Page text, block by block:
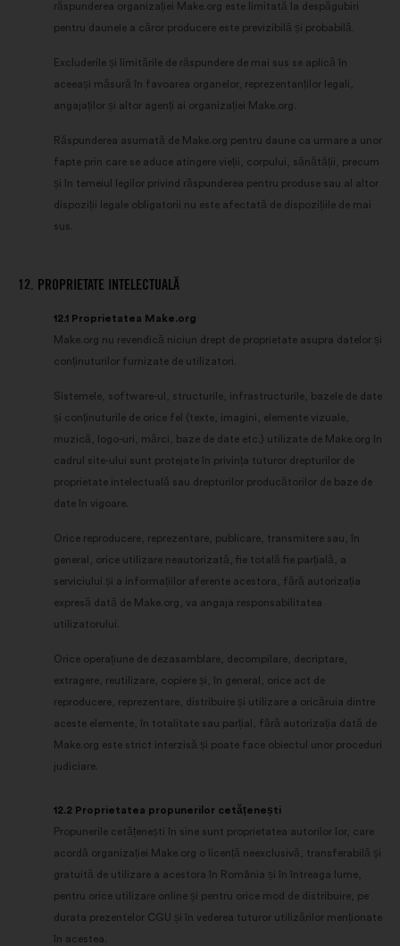
răspunderea organizației Make.org este limitată la despăgubiri
pentru daunele a căror producere este previzibilă și probabilă.
Excluderile și limitările de răspundere de mai sus se aplică în
aceeași măsură în favoarea organelor, reprezentanților legali,
angajaților și altor agenți ai organizației Make.org.
Răspunderea asumată de Make.org pentru daune ca urmare a unor
fapte prin care se aduce atingere vieții, corpului, sănătății, precum
și în temeiul legilor privind răspunderea pentru produse sau al altor
dispoziții legale obligatorii nu este afectată de dispozițiile de mai
sus.
12. PROPRIETATE INTELECTUALĂ
12.1 Proprietatea Make.org
Make.org nu revendică niciun drept de proprietate asupra datelor și
conținuturilor furnizate de utilizatori.
Sistemele, software-ul, structurile, infrastructurile, bazele de date
și conținuturile de orice fel (texte, imagini, elemente vizuale,
muzică, logo-uri, mărci, baze de date etc.) utilizate de Make.org în
cadrul site-ului sunt protejate în privința tuturor drepturilor de
proprietate intelectuală sau drepturilor producătorilor de baze de
date în vigoare.
Orice reproducere, reprezentare, publicare, transmitere sau, în
general, orice utilizare neautorizată, fie totală fie parțială, a
serviciului și a informațiilor aferente acestora, fără autorizația
expresă dată de Make.org, va angaja responsabilitatea
utilizatorului.
Orice operațiune de dezasamblare, decompilare, decriptare,
extragere, reutilizare, copiere și, în general, orice act de
reproducere, reprezentare, distribuire și utilizare a oricăruia dintre
aceste elemente, în totalitate sau parțial, fără autorizația dată de
Make.org este strict interzisă și poate face obiectul unor proceduri
judiciare.
12.2 Proprietatea propunerilor cetățenești
Propunerile cetățenești în sine sunt proprietatea autorilor lor, care
acordă organizației Make.org o licență neexclusivă, transferabilă și
gratuită de utilizare a acestora în România și în întreaga lume,
pentru orice utilizare online și pentru orice mod de distribuire, pe
durata prezentelor CGU și în vederea tuturor utilizărilor menționate
în acestea.